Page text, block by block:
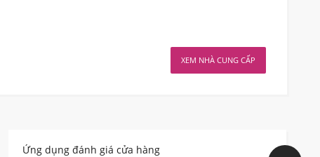
XEM NHÀ CUNG CẤP
Ứng dụng đánh giá cửa hàng